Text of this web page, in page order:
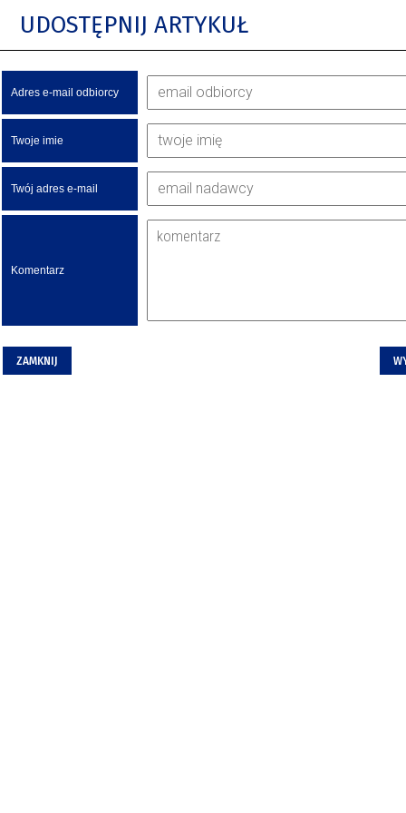
UDOSTĘPNIJ ARTYKUŁ
Adres e-mail odbiorcy
Twoje imie
Twój adres e-mail
Komentarz